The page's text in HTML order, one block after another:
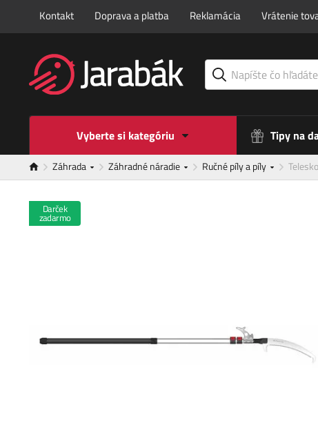
Kontakt Doprava a platba Reklamácia Vrátenie
Vyberte si kategóriu Tipy na
Záhrada Záhradné náradie Ručné píly a píly
Darček
zadarmo